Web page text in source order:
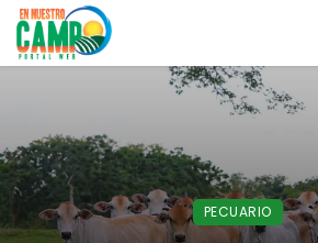
PECUARIO